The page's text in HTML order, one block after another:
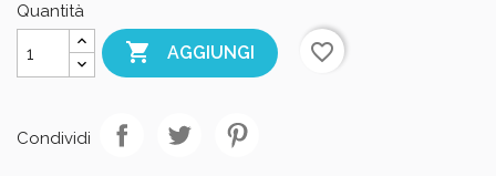
Quantità
 AGGIUNGI favorite_border
Condividi